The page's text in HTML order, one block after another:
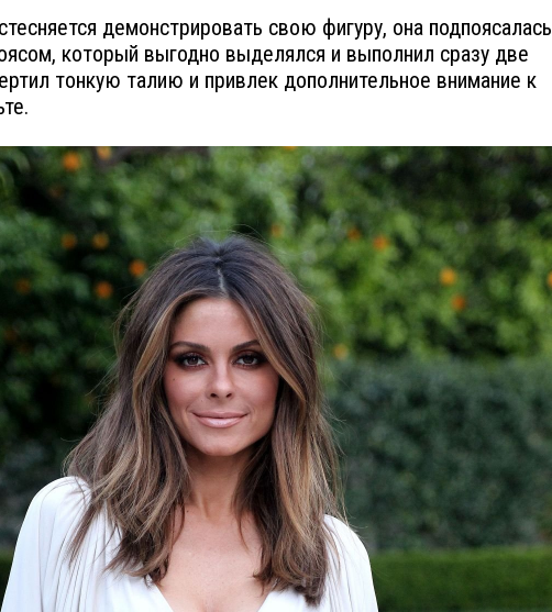
демонстрировать свою фигуру, она подпоясалась
который выгодно выделялся и выполнил сразу две
тонкую талию и привлек дополнительное внимание к